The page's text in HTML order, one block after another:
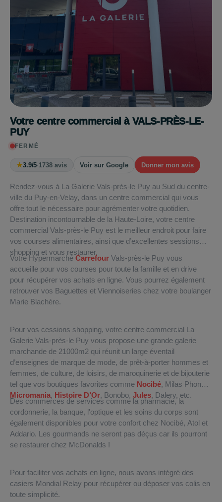
Votre centre commercial à VALS-PRÈS-LE-
PUY
FERMÉ
★3.9/5· 1738 avis Voir sur Google Donner mon avis
Rendez-vous à La Galerie Vals-près-le Puy au Sud du centre-
ville du Puy-en-Velay, dans un centre commercial qui vous
offre tout le nécessaire pour agrémenter votre quotidien.
Destination incontournable de la Haute-Loire, votre centre
commercial Vals-près-le Puy est le meilleur endroit pour faire
vos courses alimentaires, ainsi que d’excellentes sessions
shopping et vous restaurer.
Votre Hypermarché Carrefour Vals-près-le Puy vous
accueille pour vos courses pour toute la famille et en drive
pour récupérer vos achats en ligne. Vous pourrez également
retrouver vos Baguettes et Viennoiseries chez votre boulanger
Marie Blachère.
Pour vos cessions shopping, votre centre commercial La
Galerie Vals-près-le Puy vous propose une grande galerie
marchande de 21000m2 qui réunit un large éventail
d’enseignes de marque de mode, de prêt-à-porter hommes et
femmes, de culture, de loisirs, de maroquinerie et de bijouterie
tel que vos boutiques favorites comme Nocibé, Milas Phone,
Micromania, Histoire D’Or, Bonobo, Jules, Dalery, etc.
Des commerces de services comme la pharmacie, la
cordonnerie, la banque, l'optique et les soins du corps sont
également disponibles pour votre confort chez Nocibé, Atol et
Addario. Les gourmands ne seront pas déçus car ils pourront
se restaurer chez McDonalds !
Pour faciliter vos achats en ligne, nous avons intégré des
casiers Mondial Relay pour récupérer ou déposer vos colis en
toute simplicité.